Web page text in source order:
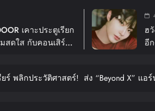
4 Days Ago
ฮวังอินยอบ เตรียมหอบคว
อีกครั้งในงาน 2026
ยร์ พลิกประวัติศาสตร์! ส่ง “Beyond X” แอ